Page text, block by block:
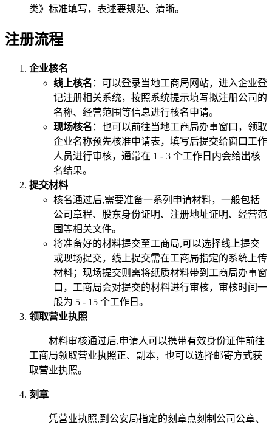
类》标准填写，表述要规范、清晰。
注册流程
企业核名
线上核名 ：可以登录当地工商局网站，进入企业登
记注册相关系统，按照系统提示填写拟注册公司的
名称、经营范围等信息进行核名申请。
现场核名 ：也可以前往当地工商局办事窗口，领取
企业名称预先核准申请表，填写后提交给窗口工作
人员进行审核，通常在 1 - 3 个工作日内会给出核
名结果。
提交材料
核名通过后,需要准备一系列申请材料，一般包括
公司章程、股东身份证明、注册地址证明、经营范
围等相关文件。
将准备好的材料提交至工商局,可以选择线上提交
或现场提交，线上提交需在工商局指定的系统上传
材料；现场提交则需将纸质材料带到工商局办事窗
口，工商局会对提交的材料进行审核，审核时间一
般为 5 - 15 个工作日。
领取营业执照
材料审核通过后,申请人可以携带有效身份证件前往
工商局领取营业执照正、副本，也可以选择邮寄方式获
取营业执照。
刻章
凭营业执照,到公安局指定的刻章点刻制公司公章、